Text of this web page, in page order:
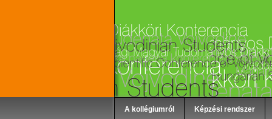
A kollégiumról Képzési rendszer